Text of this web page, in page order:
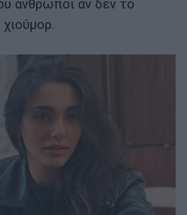
άνθρωποι αν δεν το
χιούμορ.